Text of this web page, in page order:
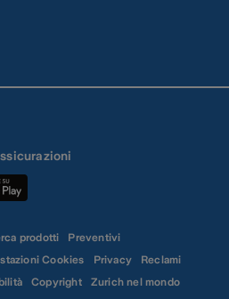
prodotti
Preventivi
Cookies Privacy
Reclami
Copyright Zurich nel mondo